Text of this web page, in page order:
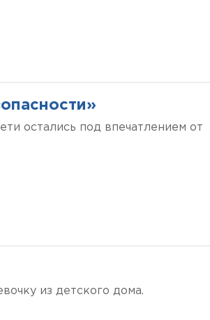
остались под впечатлением от
из детского дома.